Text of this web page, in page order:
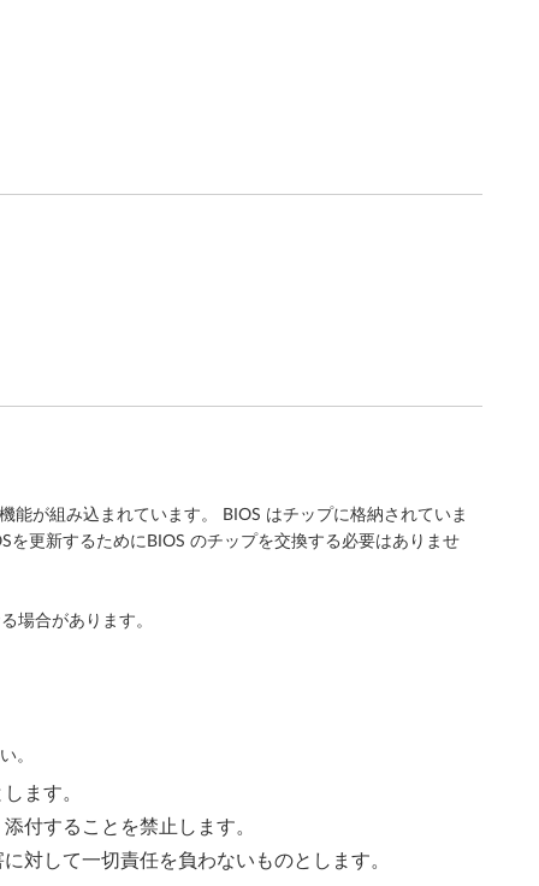
が組み込まれています。 BIOS はチップに格納されていま
更新するためにBIOS のチップを交換する必要はありませ
場合があります。
。
ます。
付することを禁止します。
対して一切責任を負わないものとします。